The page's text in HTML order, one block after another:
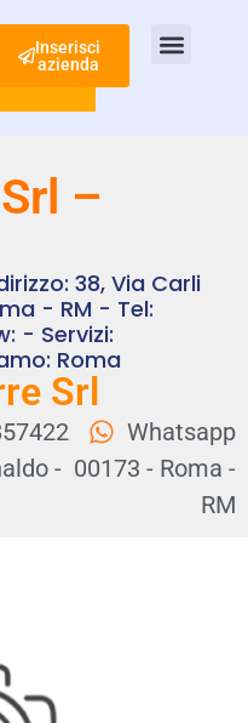
Cerca
Inserisci
azienda
–
38, Via Carli
- RM - Tel:
- Servizi:
Roma
Srl
Whatsapp
- 00173 - Roma -
RM